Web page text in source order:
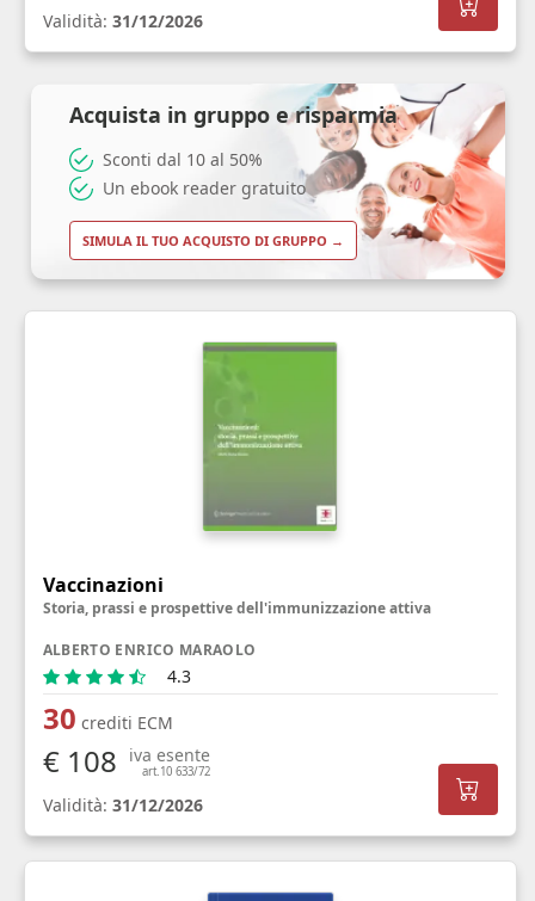
Validità: 31/12/2026
Vaccinazioni
Storia, prassi e prospettive dell'immunizzazione attiva
ALBERTO ENRICO MARAOLO
4.3
30 crediti ECM
€ 108 iva esente
art.10 633/72
Validità: 31/12/2026
Acquista in gruppo e risparmia
Sconti dal 10 al 50%
Un ebook reader gratuito
SIMULA IL TUO ACQUISTO DI GRUPPO →